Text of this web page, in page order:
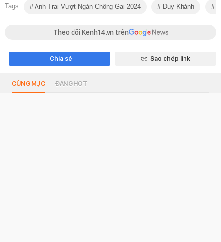
Tags Anh Trai Vượt Ngàn Chông Gai 2024 Duy Khánh
Theo dõi Kenh14.vn trên
Chia sẻ Sao chép link
CÙNG MỤC ĐANG HOT